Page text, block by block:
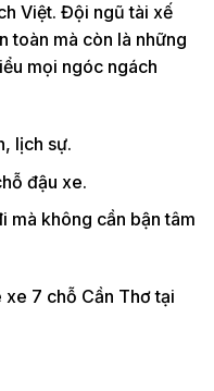
Việt. Đội ngũ tài xế
toàn mà còn là những
mọi ngóc ngách
lịch sự.
đậu xe.
mà không cần bận tâm